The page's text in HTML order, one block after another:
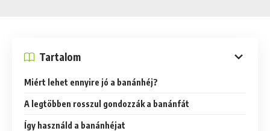
Tartalom
Miért lehet ennyire jó a banánhéj?
A legtöbben rosszul gondozzák a banánfát
Így használd a banánhéjat